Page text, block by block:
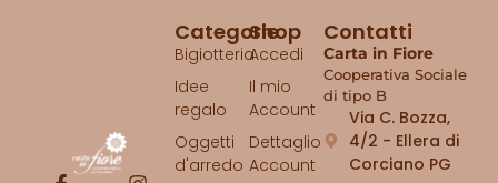
Contatti
Carta in Fiore
Cooperativa Sociale
di tipo B
Via C. Bozza,
4/2 - Ellera di
Corciano PG
Shop
Accedi
Il mio
Account
Dettaglio
Account
Categorie
Bigiotteria
Idee
regalo
Oggetti
d'arredo